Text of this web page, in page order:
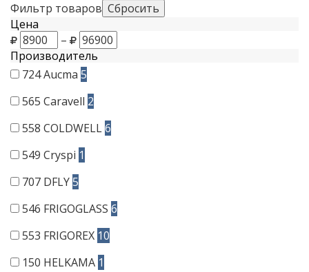
Фильтр товаров
Цена
–
Производитель
724Aucma 5
565 Caravell 2
558 COLDWELL6
549 Cryspi 1
707 DFLY5
546 FRIGOGLASS 6
553 FRIGOREX 10
150 HELKAMA 1